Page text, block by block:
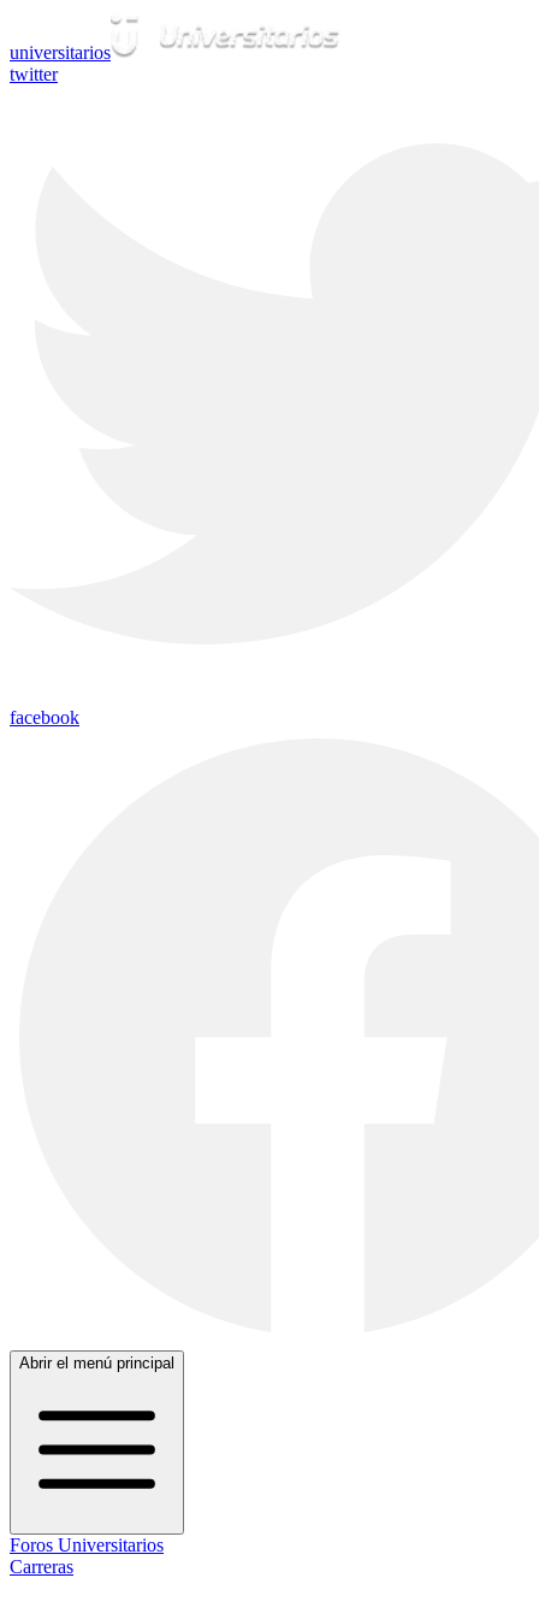
universitarios
twitter
facebook
Abrir el menú principal
Foros Universitarios
Carreras